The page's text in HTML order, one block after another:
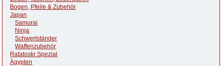
Bogen, Pfeile & Zubehör
Japan
Samurai
Ninja
Schwertständer
Waffenzubehör
Ratatoskr Spezial
Ägypten